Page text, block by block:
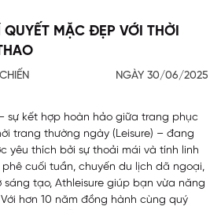
QUYẾT MẶC ĐẸP VỚI THỜI
NGÀY 30/06/2025
sự kết hợp hoàn hảo giữa trang phục
trang thường ngày (Leisure) – đang
yêu thích bởi sự thoải mái và tính linh
cuối tuần, chuyến du lịch dã ngoại,
sáng tạo, Athleisure giúp bạn vừa năng
hơn 10 năm đồng hành cùng quý